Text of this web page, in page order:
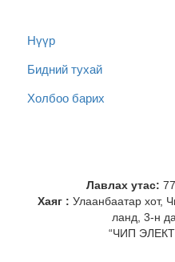
Нүүр
Бидний тухай
Холбоо барих
Лавлах утас:
Хаяг : Улаанбаатар хот,
ланд, 3-н
“ЧИП